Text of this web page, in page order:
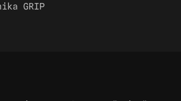
GRIP